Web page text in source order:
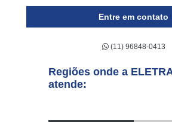
Entre em contato
(11) 96848-0413
Regiões onde a
atende: